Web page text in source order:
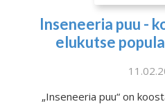
Inseneeria puu -
elukutse
„Inseneeria puu“ on